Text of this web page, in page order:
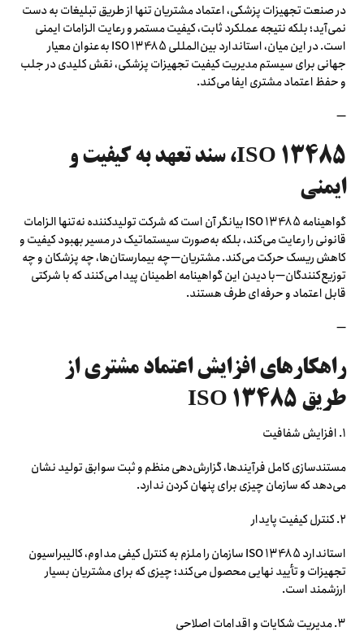
در صنعت تجهیزات پزشکی، اعتماد مشتریان تنها از طریق تبلیغات به دست
نمی‌آید؛ بلکه نتیجه عملکرد ثابت، کیفیت مستمر و رعایت الزامات ایمنی
است. در این میان، استاندارد بین‌المللی ISO 13485 به‌عنوان معیار
جهانی برای سیستم مدیریت کیفیت تجهیزات پزشکی، نقش کلیدی در جلب
و حفظ اعتماد مشتری ایفا می‌کند.
—
ISO 13485، سند تعهد به کیفیت و
ایمنی
گواهینامه ISO 13485 بیانگر آن است که شرکت تولیدکننده نه‌تنها الزامات
قانونی را رعایت می‌کند، بلکه به‌صورت سیستماتیک در مسیر بهبود کیفیت و
کاهش ریسک حرکت می‌کند. مشتریان—چه بیمارستان‌ها، چه پزشکان و چه
توزیع‌کنندگان—با دیدن این گواهینامه اطمینان پیدا می‌کنند که با شرکتی
قابل اعتماد و حرفه‌ای طرف هستند.
—
راهکارهای افزایش اعتماد مشتری از
طریق ISO 13485
۱. افزایش شفافیت
مستندسازی کامل فرآیندها، گزارش‌دهی منظم و ثبت سوابق تولید نشان
می‌دهد که سازمان چیزی برای پنهان کردن ندارد.
۲. کنترل کیفیت پایدار
استاندارد ISO 13485 سازمان را ملزم به کنترل کیفی مداوم، کالیبراسیون
تجهیزات و تأیید نهایی محصول می‌کند؛ چیزی که برای مشتریان بسیار
ارزشمند است.
۳. مدیریت شکایات و اقدامات اصلاحی